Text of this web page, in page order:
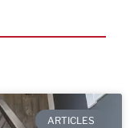
ARTICLES